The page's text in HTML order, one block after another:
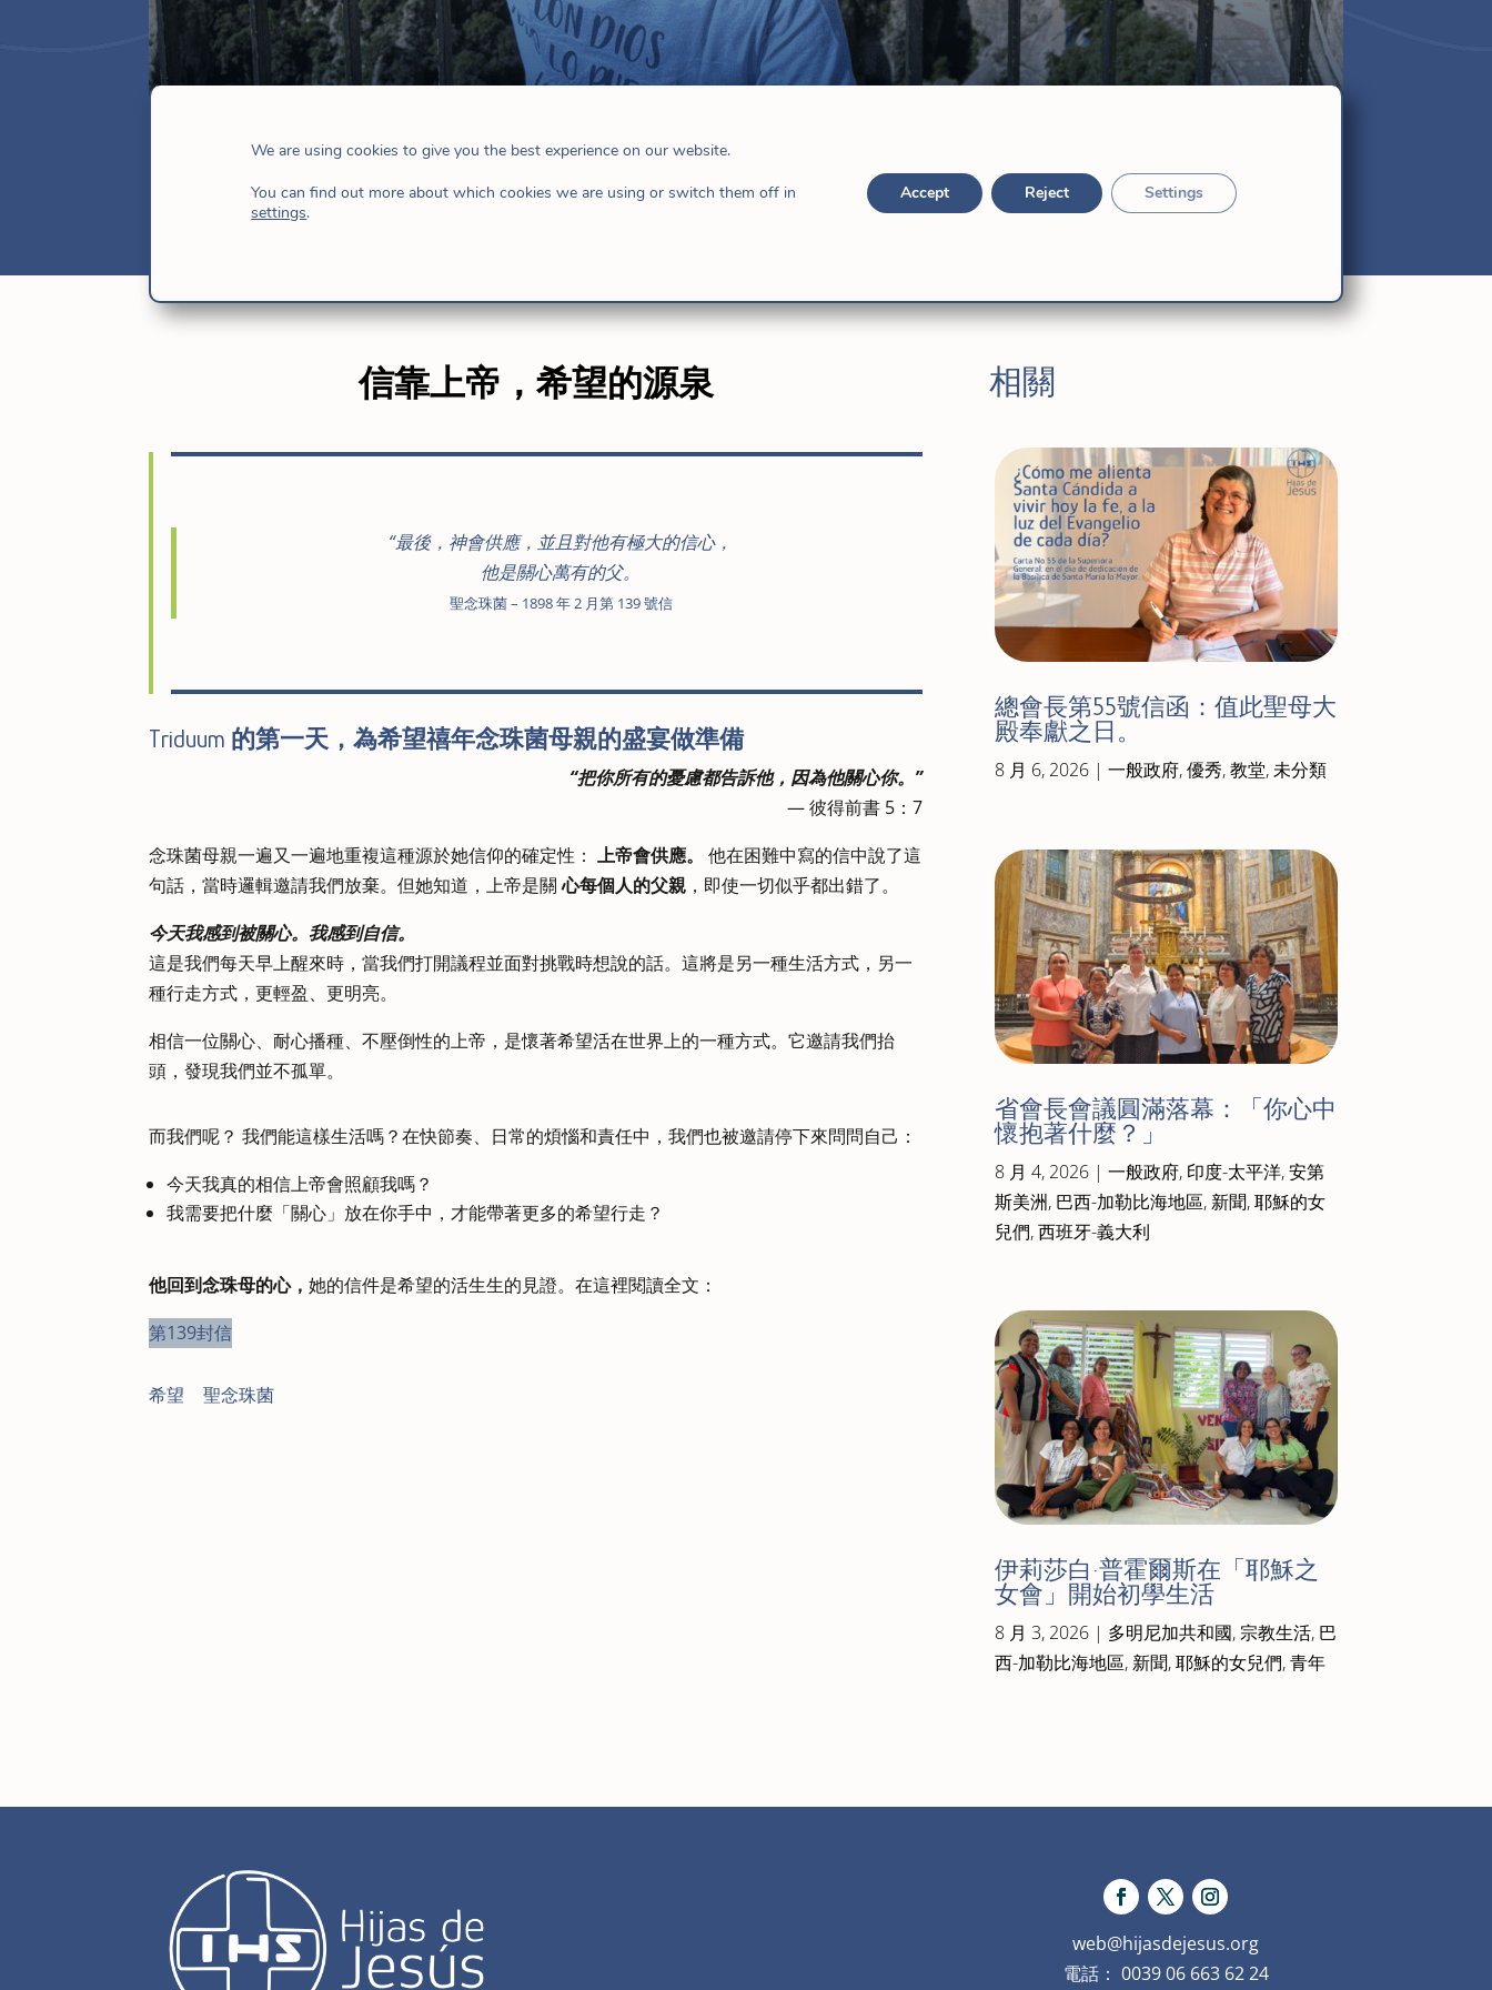
8 月 6, 2025|新聞,未分類,禮儀 - 祈禱
信靠上帝，希望的源泉
“最後，神會供應，並且對他有極大的信心，
他是關心萬有的父。
聖念珠菌 – 1898 年 2 月第 139 號信
Triduum 的第一天 ，為希望禧年念珠菌母親的盛宴做準備
“把你所有的憂慮都告訴他，因為他關心你。”
— 彼得前書 5：7
念珠菌母親一遍又一遍地重複這種源於她信仰的確定性：上帝會供應。
他在困難中寫的信中說了這
句話，當時邏輯邀請我們放棄。但她知道，上帝是關心每個人的父親 ，即使一切似乎都出錯了。
今天我感到被關心。我感到自信。
這是我們每天早上醒來時，當我們打開議程並面對挑戰時想說的話。這將是另一種生活方式，另一
種行走方式，更輕盈、更明亮。
相信一位關心、耐心播種、不壓倒性的上帝，是懷著希望活在世界上的一種方式。它邀請我們抬
頭，發現我們並不孤單。
而我們呢？ 我們能這樣生活嗎？在快節奏、日常的煩惱和責任中，我們也被邀請停下來問問自己：
今天我真的相信上帝會照顧我嗎？
我需要把什麼「關心」放在你手中，才能帶著更多的希望行走？
他回到念珠母的心，她的信件是希望的活生生的見證。在這裡閱讀全文：
第139封信
希望 |聖念珠菌
相關
總會長第55號信函：值此聖母大
殿奉獻之日。
8 月 6, 2026| 一般政府,優秀,教堂,未分類
省會長會議圓滿落幕：「你心中
懷抱著什麼？」
8 月 4, 2026| 一般政府, 印度-太平洋,安第
斯美洲, 巴西-加勒比海地區, 新聞,耶穌的女
兒們,西班牙-義大利
伊莉莎白·普霍爾斯在「耶穌之
女會」開始初學生活
8 月 3, 2026| 多明尼加共和國,宗教生活, 巴
西-加勒比海地區, 新聞,耶穌的女兒們,青年
web@hijasdejesus.org
電話： 0039 06 663 62 24
We are using cookies to give you the best experience on our website.
You can find out more about which cookies we are using or switch them off in
settings.
Accept Reject Settings